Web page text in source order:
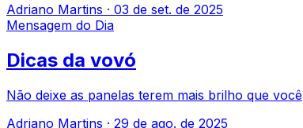
Adriano Martins · 03 de set. de 2025
Mensagem do Dia
Dicas da vovó
Não deixe as panelas terem mais brilho que você
Adriano Martins · 29 de ago. de 2025